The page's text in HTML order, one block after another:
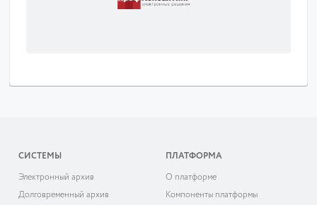
СИСТЕМЫ
Электронный архив
Долговременный архив
ПЛАТФОРМА
О платформе
Компоненты платформы